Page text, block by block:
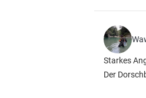
Starkes
Der